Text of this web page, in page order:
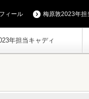
年担当キャディ
ィール 梅原敦2023年担